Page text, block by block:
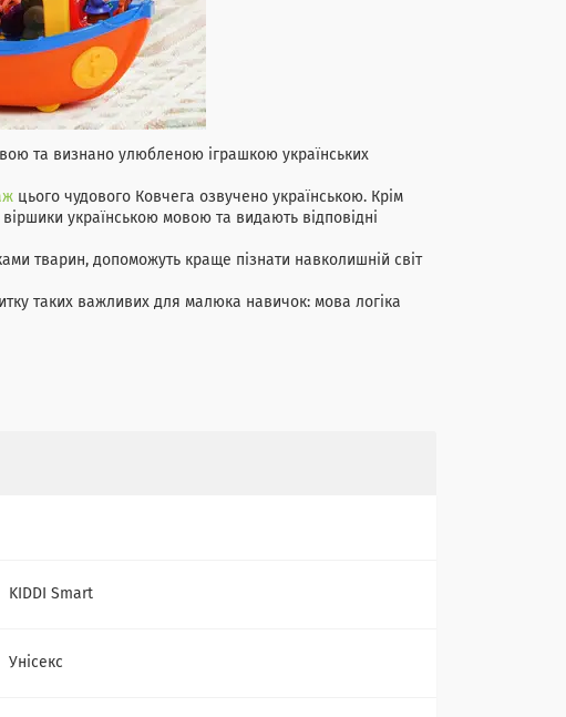
та визнано улюбленою іграшкою українських
цього чудового Ковчега озвучено українською. Крім
українською мовою та видають відповідні
тварин, допоможуть краще пізнати навколишній світ
таких важливих для малюка навичок: мова логіка
KIDDI Smart
Унісекс